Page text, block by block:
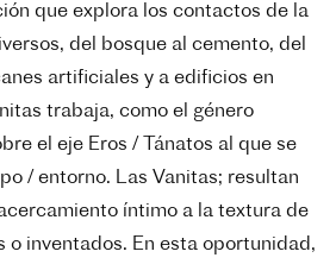
que explora los contactos de la
del bosque al cemento, del
artificiales y a edificios en
trabaja, como el género
el eje Eros / Tánatos al que se
/ entorno. Las Vanitas; resultan
íntimo a la textura de
o inventados. En esta oportunidad,